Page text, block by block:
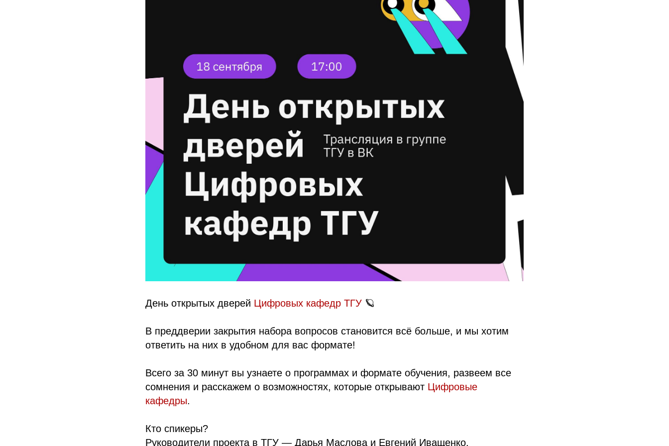
День открытых дверей Цифровых кафедр ТГУ 🪐
В преддверии закрытия набора вопросов становится всё больше, и мы хотим
ответить на них в удобном для вас формате!
Всего за 30 минут вы узнаете о программах и формате обучения, развеем все
сомнения и расскажем о возможностях, которые открывают Цифровые
кафедры.
Кто спикеры?
Руководители проекта в ТГУ — Дарья Маслова и Евгений Иващенко.